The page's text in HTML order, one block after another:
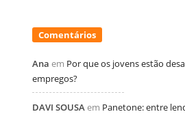
Comentários
Ana em Por que os jovens estão
empregos?
DAVI SOUSAem Panetone: entre